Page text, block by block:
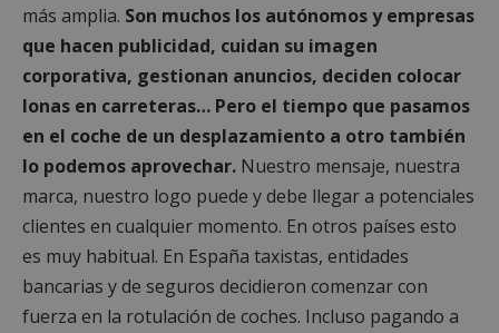
más amplia. Son muchos los autónomos y empresas
que hacen publicidad, cuidan su imagen
corporativa, gestionan anuncios, deciden colocar
lonas en carreteras… Pero el tiempo que pasamos
en el coche de un desplazamiento a otro también
lo podemos aprovechar. Nuestro mensaje, nuestra
marca, nuestro logo puede y debe llegar a potenciales
clientes en cualquier momento. En otros países esto
es muy habitual. En España taxistas, entidades
bancarias y de seguros decidieron comenzar con
fuerza en la rotulación de coches. Incluso pagando a